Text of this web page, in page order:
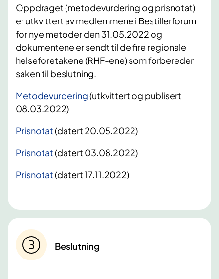
Oppdraget (metodevurdering og prisnotat)
er utkvittert av medlemmene i Bestillerforum
for nye metoder den 31.05.2022 og
dokumentene er sendt til de fire regionale
helseforetakene (RHF-ene) som forbereder
saken til beslutning.
Metodevurdering(utkvittert og publisert
08.03.2022)
Prisnotat(datert 20.05.2022)
Prisnotat​ (datert 03.08.2022)
Prisnotat(datert 17.11.2022)
Beslutning